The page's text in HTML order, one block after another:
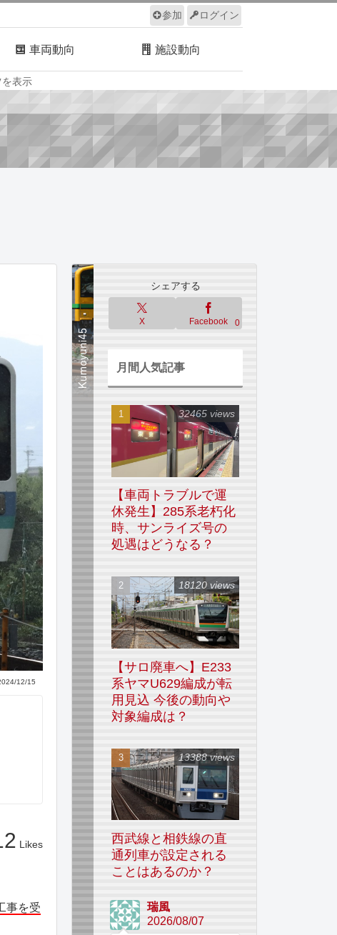
ログイン
参加
表示
車両動向 施設動向
ルール サイトについて
12/15
Likes
事を受
シェアする
X Facebook 0
月間人気記事
【車両トラブルで運
休発生】285系老朽化
時、サンライズ号の
処遇はどうなる？
32465 views
【サロ廃車へ】E233
系ヤマU629編成が転
用見込 今後の動向や
対象編成は？
18120 views
西武線と相鉄線の直
通列車が設定される
ことはあるのか？
13388 views
瑞風
2026/08/07